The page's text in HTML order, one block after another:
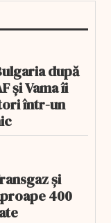
după
și Vama îi
într-un
și
400